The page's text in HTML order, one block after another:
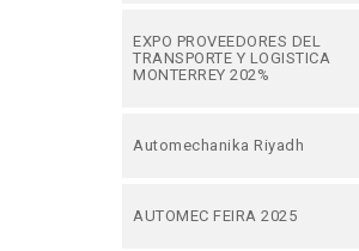
EXPO PROVEEDORES DEL
TRANSPORTE Y LOGISTICA
MONTERREY 202%
Automechanika Riyadh
AUTOMEC FEIRA 2025